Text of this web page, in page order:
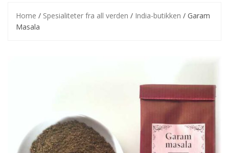
Home / Spesialiteter fra all verden / India-butikken / Garam
Masala